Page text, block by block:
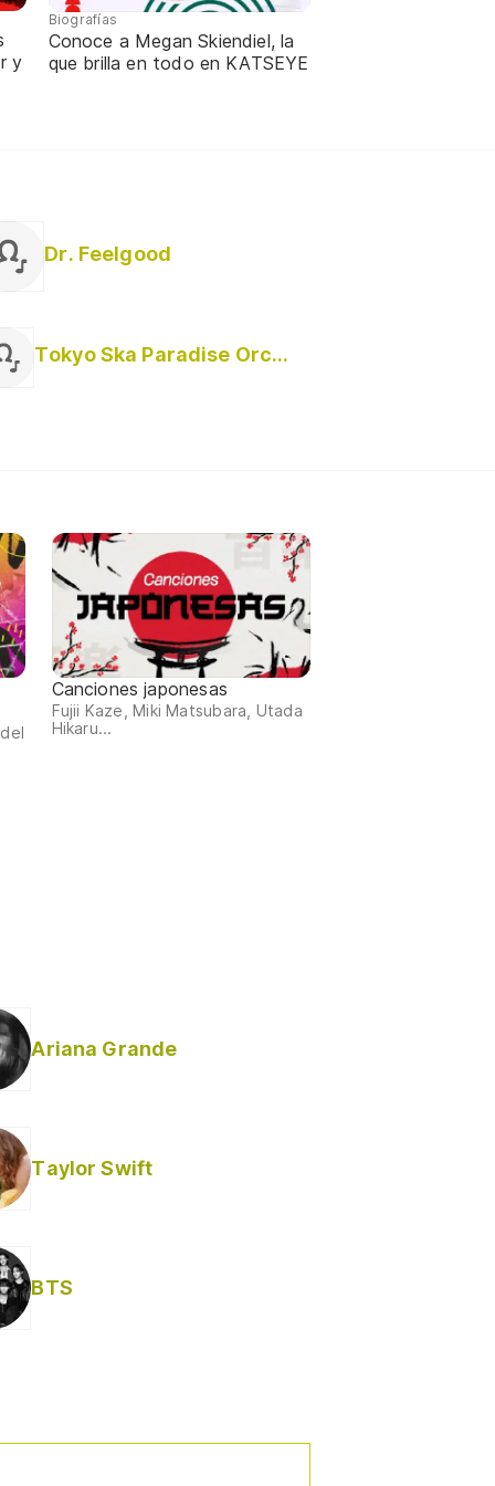
y
Biografías
Conoce a Megan Skiendiel, la
que brilla en todo en KATSEYE
Dr. Feelgood
Tokyo Ska Paradise Orchestra
Canciones japonesas
Fujii Kaze, Miki Matsubara, Utada
Hikaru...
Ariana Grande
Taylor Swift
BTS